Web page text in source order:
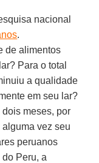
nacional
.
de alimentos
Para o total
a qualidade
em seu lar?
meses, por
vez seu
peruanos
Peru, a